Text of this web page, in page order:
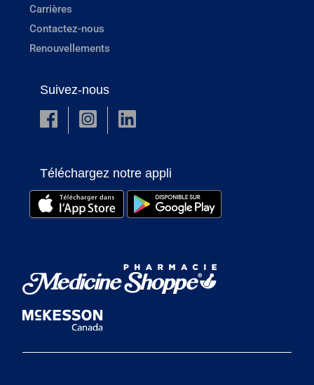
Carrières
Contactez-nous
Renouvellements
Suivez-nous
Téléchargez notre appli